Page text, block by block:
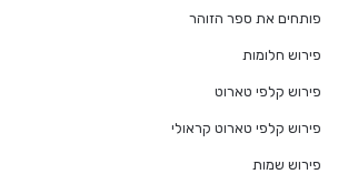
פותחים את ספר הזוהר
פירוש חלומות
פירוש קלפי טארוט
פירוש קלפי טארוט קראולי
פירוש שמות